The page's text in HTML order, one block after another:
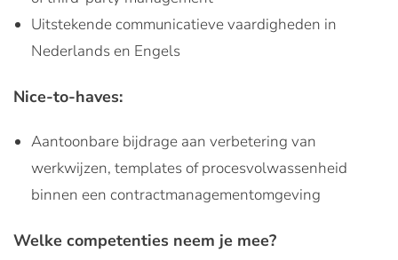
Uitstekende communicatieve vaardigheden in
Nederlands en Engels
Nice-to-haves:
Aantoonbare bijdrage aan verbetering van
werkwijzen, templates of procesvolwassenheid
binnen een contractmanagementomgeving
Welke competenties neem je mee?